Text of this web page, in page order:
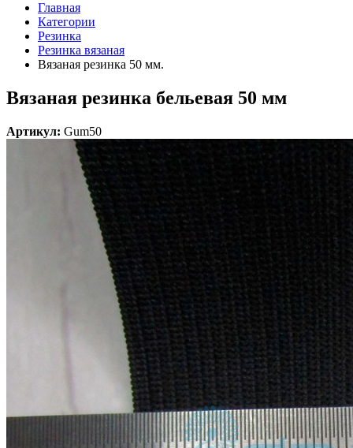
Главная
Категории
Резинка
Резинка вязаная
Вязаная резинка 50 мм.
Вязаная резинка бельевая 50 мм
Артикул: Gum50